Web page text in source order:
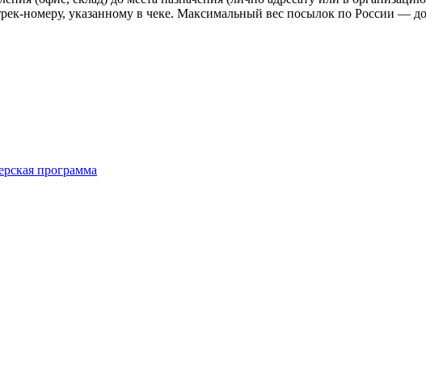
номеру, указанному в чеке. Максимальный вес посылок по России — до
программа